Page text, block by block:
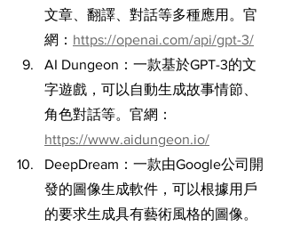
文章、翻譯、對話等多種應用。官
網： https://openai.com/api/gpt-3/
AI Dungeon：一款基於GPT-3的文
字遊戲，可以自動生成故事情節、
角色對話等。官網：
https://www.aidungeon.io/
DeepDream：一款由Google公司開
發的圖像生成軟件，可以根據用戶
的要求生成具有藝術風格的圖像。